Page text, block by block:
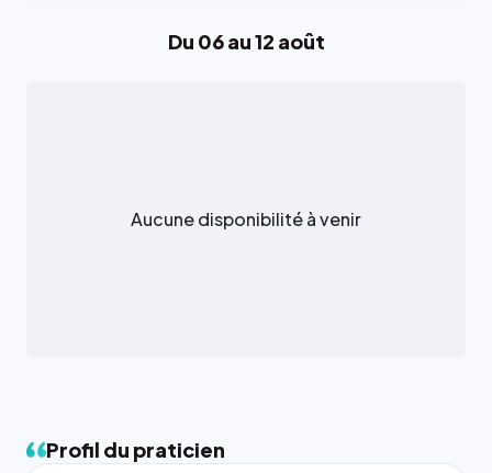
Du 06 au 12 août
Aucune disponibilité à venir
Profil du praticien